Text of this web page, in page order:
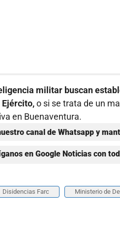
militar buscan
o si se trata de un
en Buenaventura.
canal de Whatsapp y
en Google Noticias con
Disidencias Farc Ministerio de